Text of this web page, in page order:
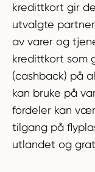
kredittkort gir
utvalgte
av varer og
kredittkort som
(cashback) på
kan bruke på
fordeler kan
tilgang på
utlandet og